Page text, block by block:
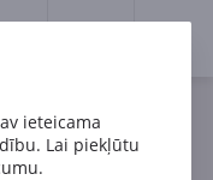
ieteicama
Lai piekļūtu